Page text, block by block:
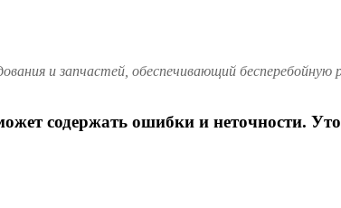
и запчастей, обеспечивающий бесперебойную
содержать ошибки и неточности.